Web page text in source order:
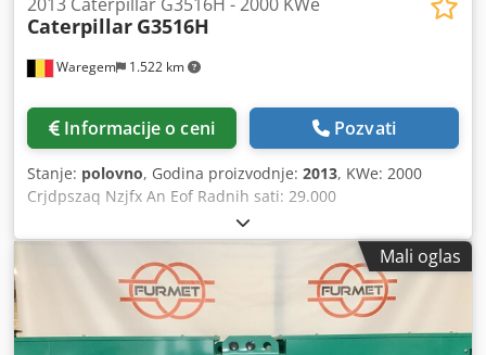
Waregem 1.522 km
Caterpillar G3516H
Informacije o ceni Pozvati
Stanje: polovno, Godina proizvodnje: 2013, KWe: 2000
Crjdpszaq Nzjfx An Eof Radnih sati: 29.000
Mali oglas